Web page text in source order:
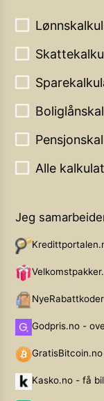
Alle
Jeg
Godpris.no -
Kasko.no - få